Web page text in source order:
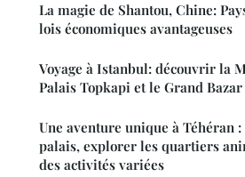
La magie de Shantou, Chine:
lois économiques avantageuses
Voyage à Istanbul: découvrir la
Palais Topkapi et le Grand Bazar
Une aventure unique à Téhéran
palais, explorer les quartiers
des activités variées